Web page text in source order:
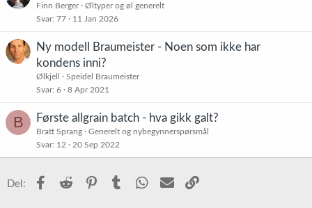
Finn Berger
Øltyper og øl generelt
Svar 77 11 Jan 2026
Ny modell Braumeister - Noen som ikke har
kondens inni?
Ølkjell
Speidel Braumeister
Svar 6 8 Apr 2021
B Første allgrain batch - hva gikk galt?
Bratt Sprang
Generelt og nybegynnerspørsmål
Svar 12 20 Sep 2022
Del: Facebook
Reddit PinterestTumblr WhatsApp
E-post